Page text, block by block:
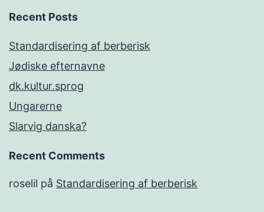
Recent Posts
Standardisering af berberisk
Jødiske efternavne
dk.kultur.sprog
Ungarerne
Slarvig danska?
Recent Comments
roselil på Standardisering af berberisk